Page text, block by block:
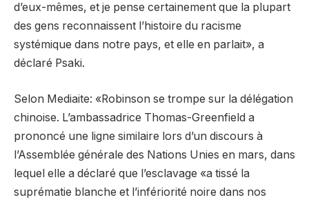
d’eux-mêmes, et je pense certainement que la plupart
des gens reconnaissent l’histoire du racisme
systémique dans notre pays, et elle en parlait», a
déclaré Psaki.
Selon Mediaite: «Robinson se trompe sur la délégation
chinoise. L’ambassadrice Thomas-Greenfield a
prononcé une ligne similaire lors d’un discours à
l’Assemblée générale des Nations Unies en mars, dans
lequel elle a déclaré que l’esclavage «a tissé la
suprématie blanche et l’infériorité noire dans nos